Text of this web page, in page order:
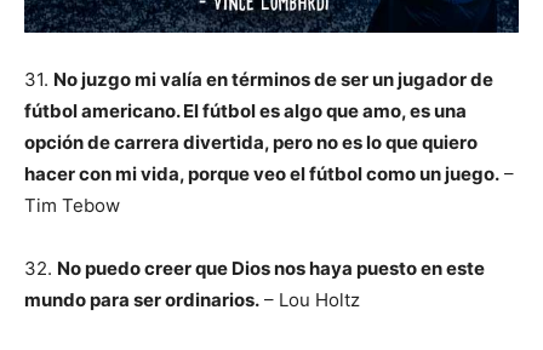
31. No juzgo mi valía en términos de serun jugador de
fútbol americano. El fútbol es algo que amo, es una
opción de carrera divertida, pero no es lo que quiero
hacer con mi vida, porque veo el fútbol como un juego. –
Tim Tebow
32. No puedo creer que Dios nos haya puesto en este
mundo para ser ordinarios. – Lou Holtz